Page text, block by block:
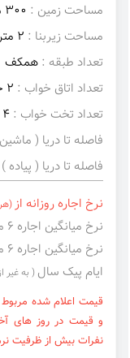
مساحت زمین : 300 متر
مساحت زیربنا : 2 متر
تعداد طبقه : همکف
تعداد اتاق خواب : 2 خواب
تعداد تخت خواب : 4 تخت
فاصله تا دریا (
فاصله تا دریا ( پیاده
نرخ اجاره روزانه از
نرخ میانگین اجاره ۶ ماه دوم سال
نرخ میانگین اجاره ۶ ماه اول سال
ایام پیک سال ( به غیر
قیمت اعلام شده
و قیمت در روز های
نفرات بیش از ظرفیت